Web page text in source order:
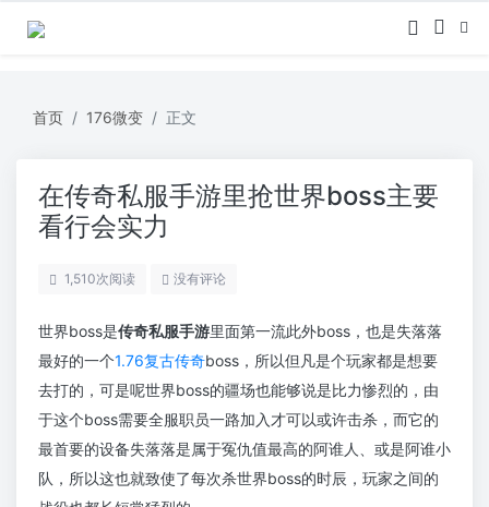
首页 176微变 正文
在传奇私服手游里抢世界boss主要
看行会实力
1,510次阅读 没有评论
世界boss是传奇私服手游里面第一流此外boss，也是失落落
最好的一个1.76复古传奇boss，所以但凡是个玩家都是想要
去打的，可是呢世界boss的疆场也能够说是比力惨烈的，由
于这个boss需要全服职员一路加入才可以或许击杀，而它的
最首要的设备失落落是属于冤仇值最高的阿谁人、或是阿谁小
队，所以这也就致使了每次杀世界boss的时辰，玩家之间的